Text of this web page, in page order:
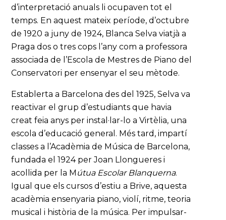
d’interpretació anuals li ocupaven tot el
temps. En aquest mateix període, d’octubre
de 1920 a juny de 1924, Blanca Selva viatjà a
Praga dos o tres cops l’any com a professora
associada de l’Escola de Mestres de Piano del
Conservatori per ensenyar el seu mètode.
Establerta a Barcelona des del 1925, Selva va
reactivar el grup d’estudiants que havia
creat feia anys per instal·lar-lo a Virtèlia, una
escola d’educació general. Més tard, impartí
classes a l’Acadèmia de Música de Barcelona,
fundada el 1924 per Joan Llongueres i
acollida per la M útua Escolar Blanquerna.
Igual que els cursos d’estiu a Brive, aquesta
acadèmia ensenyaria piano, violí, ritme, teoria
musical i història de la música. Per impulsar-